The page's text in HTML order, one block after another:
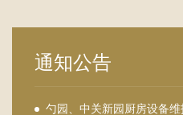
通知公告